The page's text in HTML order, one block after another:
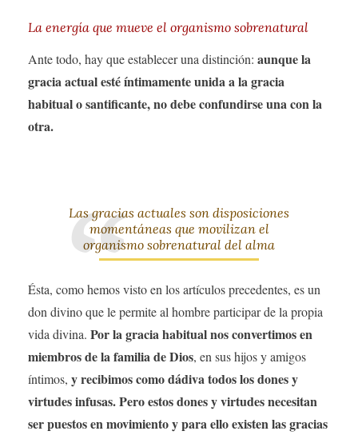
La energía que mueve el organismo sobrenatural
Ante todo, hay que establecer una distinción: aunque la
gracia actual esté íntimamente unida a la gracia
habitual o santificante, no debe confundirse una con la
otra.
Las gracias actuales son disposiciones
momentáneas que movilizan el
organismo sobrenatural del alma
Ésta, como hemos visto en los artículos precedentes, es un
don divino que le permite al hombre participar de la propia
vida divina. Por la gracia habitual nos convertimos en
miembros de la familia de Dios, en sus hijos y amigos
íntimos, y recibimos como dádiva todos los dones y
virtudes infusas. Pero estos dones y virtudes necesitan
ser puestos en movimiento y para ello existen las gracias